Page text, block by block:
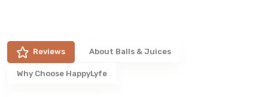
Reviews About Balls & Juices
Why Choose HappyLyfe